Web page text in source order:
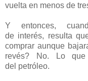
vuelta en menos de
Y entonces,
de interés, resulta
comprar aunque
revés? No. Lo
del petróleo.